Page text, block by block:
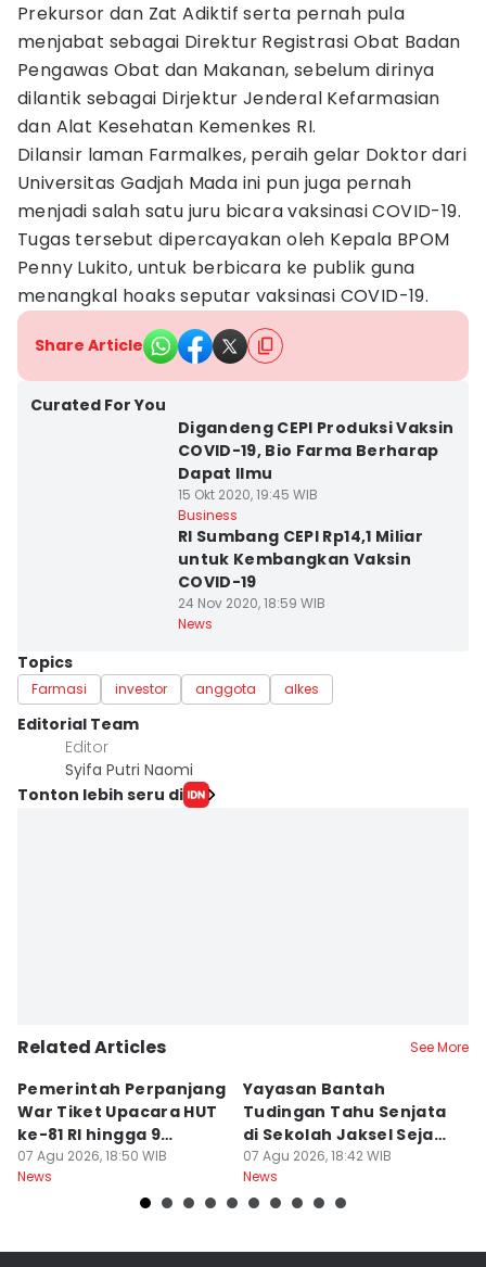
Prekursor dan Zat Adiktif serta pernah pula
menjabat sebagai Direktur Registrasi Obat Badan
Pengawas Obat dan Makanan, sebelum dirinya
dilantik sebagai Dirjektur Jenderal Kefarmasian
dan Alat Kesehatan Kemenkes RI.
Dilansir laman Farmalkes, peraih gelar Doktor dari
Universitas Gadjah Mada ini pun juga pernah
menjadi salah satu juru bicara vaksinasi COVID-19.
Tugas tersebut dipercayakan oleh Kepala BPOM
Penny Lukito, untuk berbicara ke publik guna
menangkal hoaks seputar vaksinasi COVID-19.
Share Article
Curated For You
Digandeng CEPI Produksi Vaksin
COVID-19, Bio Farma Berharap
Dapat Ilmu
15 Okt 2020, 19:45 WIB
Business
RI Sumbang CEPI Rp14,1 Miliar
untuk Kembangkan Vaksin
COVID-19
24 Nov 2020, 18:59 WIB
News
Topics
Farmasi investor anggota alkes
Editorial Team
Editor
Syifa Putri Naomi
Tonton lebih seru di
Related Articles See More
Pemerintah Perpanjang
War Tiket Upacara HUT
ke-81 RI hingga 9
Agustus
07 Agu 2026, 18:50 WIB
News
Yayasan Bantah
Tudingan Tahu Senjata
di Sekolah Jaksel Sejak
April
07 Agu 2026, 18:42 WIB
News